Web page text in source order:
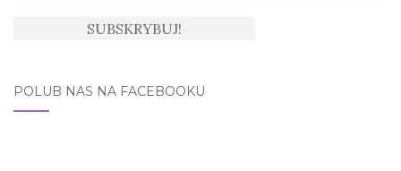
POLUB NAS NA FACEBOOKU